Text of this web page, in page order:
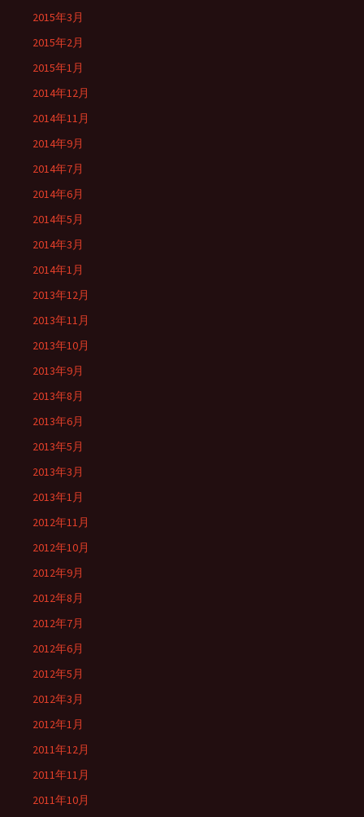
2015年3月
2015年2月
2015年1月
2014年12月
2014年11月
2014年9月
2014年7月
2014年6月
2014年5月
2014年3月
2014年1月
2013年12月
2013年11月
2013年10月
2013年9月
2013年8月
2013年6月
2013年5月
2013年3月
2013年1月
2012年11月
2012年10月
2012年9月
2012年8月
2012年7月
2012年6月
2012年5月
2012年3月
2012年1月
2011年12月
2011年11月
2011年10月